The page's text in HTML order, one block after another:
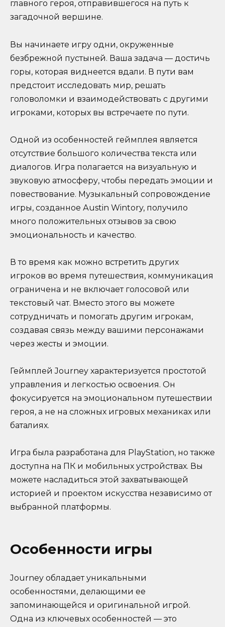
главного героя, отправившегося на путь к
загадочной вершине.
Вы начинаете игру одни, окруженные
безбрежной пустыней. Ваша задача — достичь
горы, которая виднеется вдали. В пути вам
предстоит исследовать мир, решать
головоломки и взаимодействовать с другими
игроками, которых вы встречаете по пути.
Одной из особенностей геймплея является
отсутствие большого количества текста или
диалогов. Игра полагается на визуальную и
звуковую атмосферу, чтобы передать эмоции и
повествование. Музыкальный сопровождение
игры, созданное Аustin Wintory, получило
много положительных отзывов за свою
эмоциональность и качество.
В то время как можно встретить других
игроков во время путешествия, коммуникация
ограничена и не включает голосовой или
текстовый чат. Вместо этого вы можете
сотрудничать и помогать другим игрокам,
создавая связь между вашими персонажами
через жесты и эмоции.
Геймплей Journey характеризуется простотой
управления и легкостью освоения. Он
фокусируется на эмоциональном путешествии
героя, а не на сложных игровых механиках или
баталиях.
Игра была разработана для PlayStation, но также
доступна на ПК и мобильных устройствах. Вы
можете насладиться этой захватывающей
историей и проектом искусства независимо от
выбранной платформы.
Особенности игры
Journey обладает уникальными
особенностями, делающими ее
запоминающейся и оригинальной игрой.
Одна из ключевых особенностей — это